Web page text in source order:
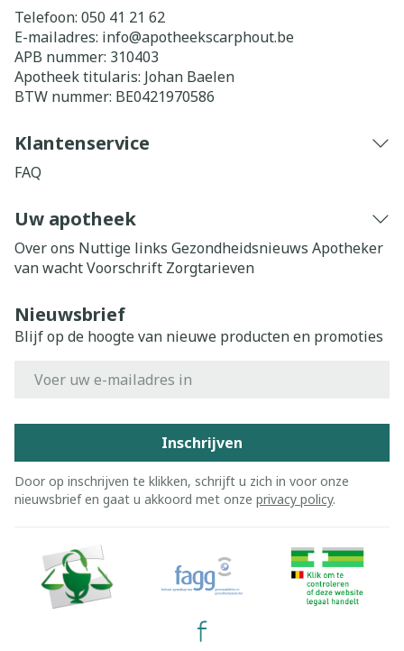
Telefoon: 050 41 21 62
E-mailadres: info@apotheekscarphout.be
APB nummer: 310403
Apotheek titularis: Johan Baelen
BTW nummer: BE0421970586
Klantenservice
FAQ
Uw apotheek
Over ons Nuttige links Gezondheidsnieuws Apotheker
van wachtVoorschrift Zorgtarieven
Nieuwsbrief
Blijf op de hoogte van nieuwe producten en promoties
Inschrijven
Door op inschrijven te klikken, schrijft u zich in voor onze
nieuwsbrief en gaat u akkoord met onze privacy policy.